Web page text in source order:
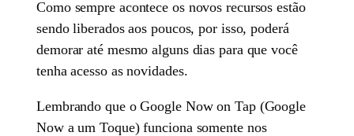
Como sempre acontece os novos recursos estão
sendo liberados aos poucos, por isso, poderá
demorar até mesmo alguns dias para que você
tenha acesso as novidades.
Lembrando que o Google Now on Tap (Google
Now a um Toque) funciona somente nos